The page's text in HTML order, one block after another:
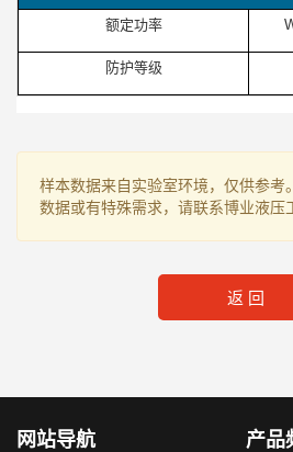
额定功率
防护等级
样本数据来自实验室环境，仅供参考
数据或有特殊需求，请联系博业液压
返 回
网站导航 产品